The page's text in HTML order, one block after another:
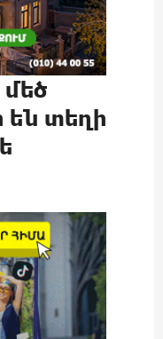
են տեղի